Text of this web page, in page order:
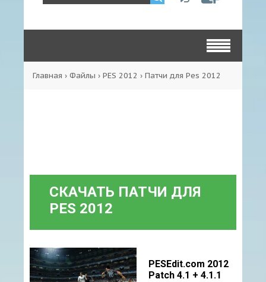
Главная › Файлы › PES 2012 › Патчи для Pes 2012
СКАЧАТЬ ПАТЧИ ДЛЯ
PES 2012
PESEdit.com 2012
Patch 4.1 + 4.1.1